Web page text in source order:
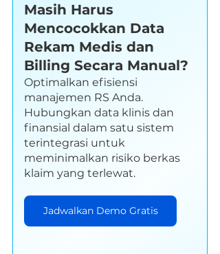
Masih Harus
Mencocokkan Data
Rekam Medis dan
Billing Secara Manual?
Optimalkan efisiensi
manajemen RS Anda.
Hubungkan data klinis dan
finansial dalam satu sistem
terintegrasi untuk
meminimalkan risiko berkas
klaim yang terlewat.
Jadwalkan Demo Gratis